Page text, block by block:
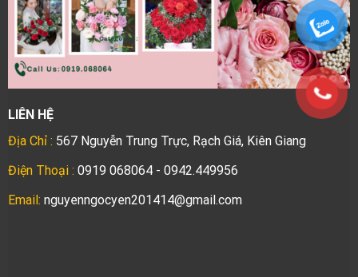
LIÊN HỆ
Địa Chỉ : 567 Nguyễn Trung Trực, Rạch Giá, Kiên Giang
Điện Thoại : 0919 068064 - 0942.449956
Email: nguyenngocyen201414@gmail.com